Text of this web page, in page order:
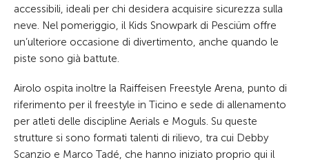
accessibili, ideali per chi desidera acquisire sicurezza sulla
neve. Nel pomeriggio, il Kids Snowpark di Pesciüm offre
un’ulteriore occasione di divertimento, anche quando le
piste sono già battute.
Airolo ospita inoltre la Raiffeisen Freestyle Arena, punto di
riferimento per il freestyle in Ticino e sede di allenamento
per atleti delle discipline Aerials e Moguls. Su queste
strutture si sono formati talenti di rilievo, tra cui Debby
Scanzio e Marco Tadé, che hanno iniziato proprio qui il